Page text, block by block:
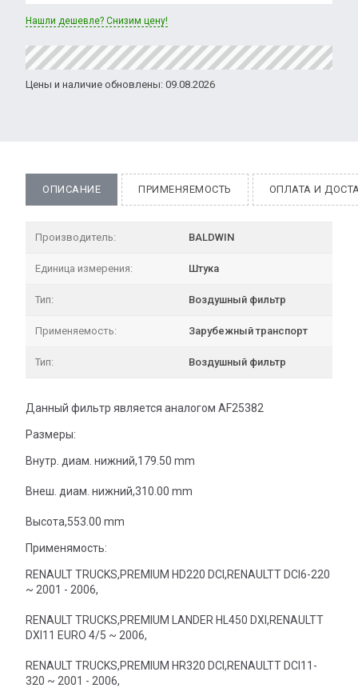
Нашли дешевле? Снизим цену!
Цены и наличие обновлены: 09.08.2026
ОПИСАНИЕ ПРИМЕНЯЕМОСТЬ ОПЛАТА И
Производитель: BALDWIN
Единица измерения: Штука
Тип: Воздушный фильтр
Применяемость: Зарубежный транспорт
Тип: Воздушный фильтр
Данный фильтр является аналогом AF25382
Размеры:
Внутр. диам. нижний,179.50 mm
Внеш. диам. нижний,310.00 mm
Высота,553.00 mm
Применямость:
RENAULT TRUCKS,PREMIUM HD220 DCI,RENAULTT DCI6-220
~ 2001 - 2006,
RENAULT TRUCKS,PREMIUM LANDER HL450 DXI,RENAULTT
DXI11 EURO 4/5 ~ 2006,
RENAULT TRUCKS,PREMIUM HR320 DCI,RENAULTT DCI11-
320 ~ 2001 - 2006,